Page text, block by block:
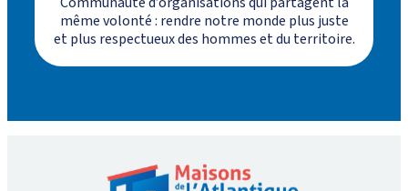
même volonté : rendre notre monde plus juste
et plus respectueux des hommes et du territoire.